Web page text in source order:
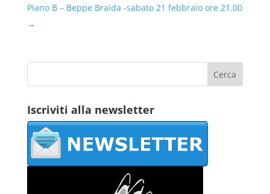
Piano B – Beppe Braida -sabato 21 febbraio ore 21.00
→
Iscriviti alla newsletter